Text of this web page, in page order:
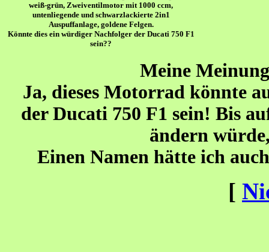
weiß-grün, Zweiventilmotor mit 1000 ccm,
untenliegende und schwarzlackierte 2in1
Auspuffanlage, goldene Felgen.
Könnte dies ein würdiger Nachfolger der Ducati 750 F1
sein??
Meine
Ja, dieses Motorrad könnte
der Ducati 750 F1 sein! Bis
ändern
Einen Namen hätte ich
[